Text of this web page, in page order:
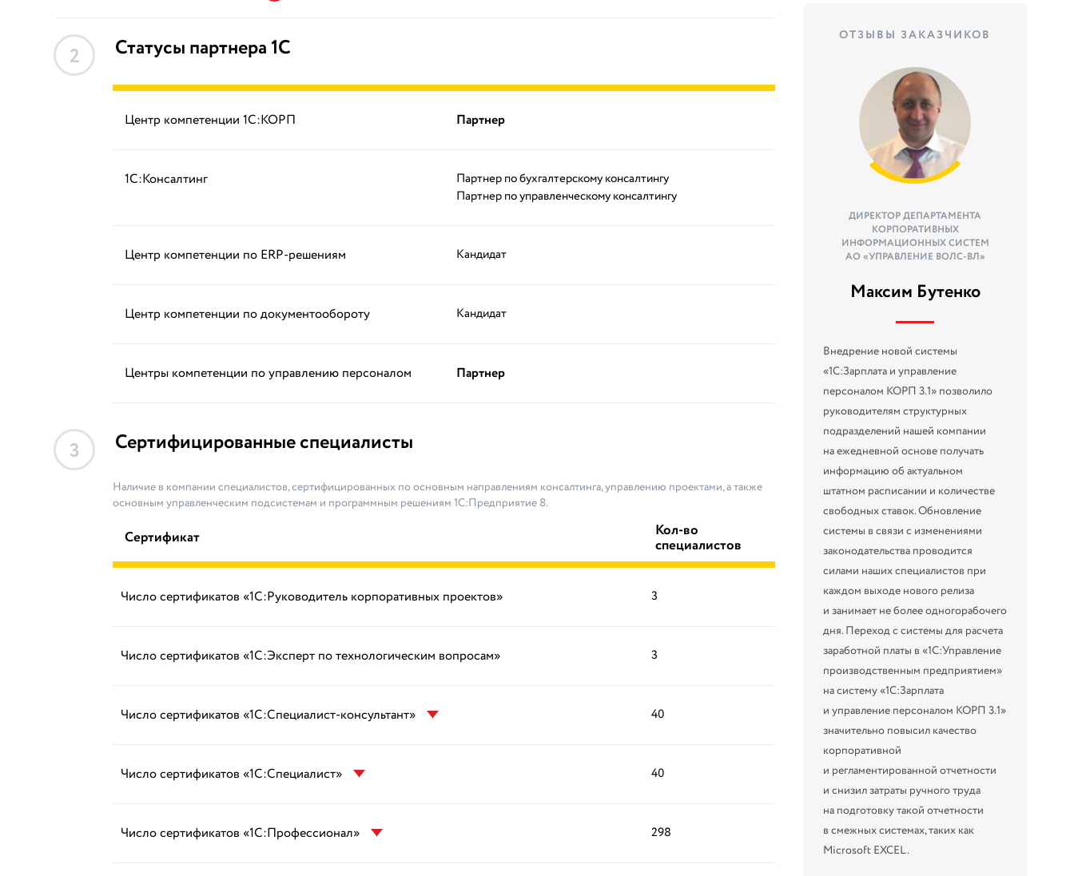
2 Статусы партнера 1С
Центр компетенции 1С:КОРП Партнер
1С:Консалтинг
Партнер по бухгалтерскому консалтингу
Партнер по управленческому консалтингу
Центр компетенции по ERP-решениям Кандидат
Центр компетенции по документообороту Кандидат
Центры компетенции по управлению персоналом Партнер
3 Сертифицированные специалисты
Наличие в компании специалистов, сертифицированных по основным направлениям консалтинга, управлению проектами, а также
основным управленческим подсистемам и программным решениям 1С:Предприятие 8.
Сертификат Кол-во
специалистов
Число сертификатов «1С:Руководитель корпоративных проектов» 3
Число сертификатов «1С:Эксперт по технологическим вопросам» 3
Число сертификатов «1С:Специалист-консультант» 40
Число сертификатов «1С:Специалист» 40
Число сертификатов «1С:Профессионал» 298
ОТЗЫВЫ ЗАКАЗЧИКОВ
ДИРЕКТОР ДЕПАРТАМЕНТА
КОРПОРАТИВНЫХ
ИНФОРМАЦИОННЫХ СИСТЕМ
АО «УПРАВЛЕНИЕ ВОЛС-ВЛ»
Максим Бутенко
Внедрение новой системы
«1С:Зарплата и управление
персоналом КОРП 3.1» позволило
руководителям структурных
подразделений нашей компании
на ежедневной основе получать
информацию об актуальном
штатном расписании и количестве
свободных ставок. Обновление
системы в связи с изменениями
законодательства проводится
силами наших специалистов при
каждом выходе нового релиза
и занимает не более одногорабочего
дня. Переход с системы для расчета
заработной платы в «1С:Управление
производственным предприятием»
на систему «1С:Зарплата
и управление персоналом КОРП 3.1»
значительно повысил качество
корпоративной
и регламентированной отчетности
и снизил затраты ручного труда
на подготовку такой отчетности
в смежных системах, таких как
Microsoft EXCEL.